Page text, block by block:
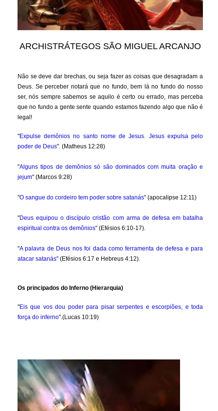
ARCHISTRÁTEGOS SÃO MIGUEL ARCANJO
Não se deve dar brechas, ou seja fazer as coisas que desagradam a
Deus. Se perceber notará que no fundo, bem lá no fundo do nosso
ser, nós sempre sabemos se aquilo é certo ou errado, mas perceba
que no fundo a gente sente quando estamos fazendo algo que não é
legal!
"Expulse demônios no santo nome de Jesus. Jesus expulsa pelo
poder de Deus". (Matheus 12:28)
"Alguns tipos de demônios só são dominados com muita oração e
jejum" (Marcos 9:28)
"O sangue do cordeiro tem poder sobre satanás" (apocalipse 12:11)
"Deus equipou o discípulo cristão com arma de defesa em batalha
espiritual contra os demônios" (Efésios 6:10-17).
"A palavra de Deus nos foi dada como ferramenta de defesa e para
atacar satanás" (Efésios 6:17 e Hebreus 4:12).
Os principados do Inferno (Hierarquia)
''Eis que vos dou poder para pisar serpentes e escorpiões, e toda
força do inferno''.(Lucas 10:19)